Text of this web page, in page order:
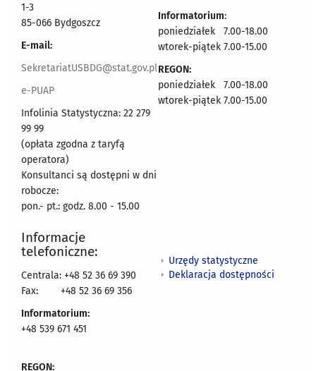
1-3
85-066 Bydgoszcz
E-mail:
SekretariatUSBDG@stat.gov.pl
e-PUAP
Infolinia Statystyczna: 22 279
99 99
(opłata zgodna z taryfą
operatora)
Konsultanci są dostępni w dni
robocze:
pon.- pt.: godz. 8.00 - 15.00
Informatorium:
poniedziałek 7.00-18.00
wtorek-piątek 7.00-15.00
REGON:
poniedziałek 7.00-18.00
wtorek-piątek 7.00-15.00
Informacje
telefoniczne:
Centrala: +48 52 36 69 390
Fax:
+48 52 36 69 356
Informatorium:
+48 539 671 451
REGON:
Urzędy statystyczne
Deklaracja dostępności